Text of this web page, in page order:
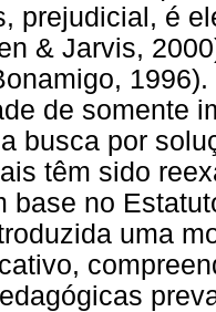
prejudicial, é
& Jarvis,
de somente
busca por
têm sido
base no
uma